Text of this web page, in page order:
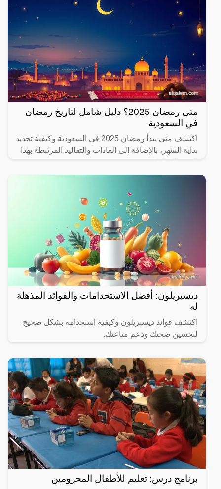
متى رمضان 2025؟ دليل شامل لتاريخ رمضان
في السعودية
اكتشف متى يبدأ رمضان 2025 في السعودية وكيفية تحديد
بداية الشهر، بالإضافة إلى العادات والتقاليد المرتبطة بهذا
ديسبريلون: أفضل الاستخدامات والفوائد المذهلة
له
اكتشف فوائد ديسبريلون وكيفية استخدامه بشكل صحيح
لتحسين صحتك ودعم مناعتك.
برنامج درس: تعليم للأطفال المحرومين